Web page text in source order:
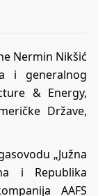
Nermin Nikšić
i generalnog
& Energy,
Države,
„Južna
i Republika
AAFS